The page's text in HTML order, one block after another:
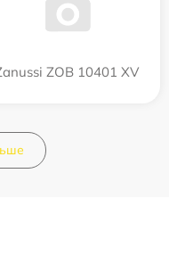
ZOB 10401 XV